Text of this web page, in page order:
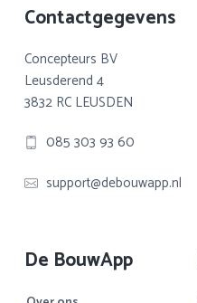
Footer
Contactgegevens
Concepteurs BV
Leusderend 4
3832 RC LEUSDEN
085 303 93 60
support@debouwapp.nl
De BouwApp